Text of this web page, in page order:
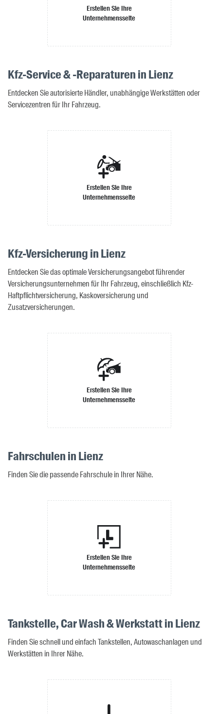
Erstellen Sie Ihre
Unternehmensseite
Kfz-Service & -Reparaturen in Lienz
Entdecken Sie autorisierte Händler, unabhängige Werkstätten oder
Servicezentren für Ihr Fahrzeug.
Erstellen Sie Ihre
Unternehmensseite
Kfz-Versicherung in Lienz
Entdecken Sie das optimale Versicherungsangebot führender
Versicherungsunternehmen für Ihr Fahrzeug, einschließlich Kfz-
Haftpflichtversicherung, Kaskoversicherung und
Zusatzversicherungen.
Erstellen Sie Ihre
Unternehmensseite
Fahrschulen in Lienz
Finden Sie die passende Fahrschule in Ihrer Nähe.
Erstellen Sie Ihre
Unternehmensseite
Tankstelle, Car Wash & Werkstatt in Lienz
Finden Sie schnell und einfach Tankstellen, Autowaschanlagen und
Werkstätten in Ihrer Nähe.